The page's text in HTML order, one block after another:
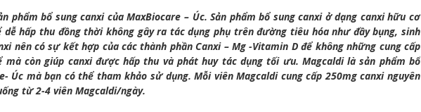
phẩm bổ sung canxi của MaxBiocare – Úc. Sản phẩm bổ sung canxi ở dạng canxi hữu cơ
hấp thu đồng thời không gây ra tác dụng phụ trên đường tiêu hóa như đầy bụng, sinh
nên có sự kết hợp của các thành phần Canxi – Mg -Vitamin D để không những cung cấp
còn giúp canxi được hấp thu và phát huy tác dụng tối ưu. Magcaldi là sản phẩm bổ
Úc mà bạn có thể tham khảo sử dụng. Mỗi viên Magcaldi cung cấp 250mg canxi nguyên
từ 2-4 viên Magcaldi/ngày.